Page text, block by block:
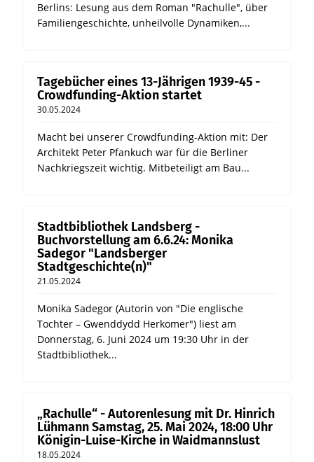
Berlins: Lesung aus dem Roman "Rachulle", über
Familiengeschichte, unheilvolle Dynamiken,...
Tagebücher eines 13-Jährigen 1939-45 -
Crowdfunding-Aktion startet
30.05.2024
Macht bei unserer Crowdfunding-Aktion mit: Der
Architekt Peter Pfankuch war für die Berliner
Nachkriegszeit wichtig. Mitbeteiligt am Bau...
Stadtbibliothek Landsberg -
Buchvorstellung am 6.6.24: Monika
Sadegor "Landsberger
Stadtgeschichte(n)"
21.05.2024
Monika Sadegor (Autorin von "Die englische
Tochter – Gwenddydd Herkomer") liest am
Donnerstag, 6. Juni 2024 um 19:30 Uhr in der
Stadtbibliothek...
„Rachulle“ - Autorenlesung mit Dr. Hinrich
Lühmann Samstag, 25. Mai 2024, 18:00 Uhr
Königin-Luise-Kirche in Waidmannslust
18.05.2024